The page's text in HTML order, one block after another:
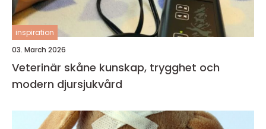
inspiration
03. March 2026
Veterinär skåne kunskap, trygghet och
modern djursjukvård